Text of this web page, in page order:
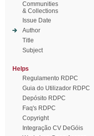
Communities
& Collections
Issue Date
Author
Title
Subject
Helps
Regulamento RDPC
Guia do Utilizador RDPC
Depósito RDPC
Faq's RDPC
Copyright
Integração CV DeGóis